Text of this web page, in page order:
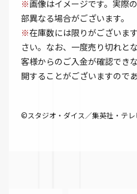
※画像はイメージです。実際
部異なる場合がございます。
※在庫数には限りがございま
さい。なお、一度売り切れと
客様からのご入金が確認でき
開することがございますので
©スタジオ・ダイス／集英社・テレ